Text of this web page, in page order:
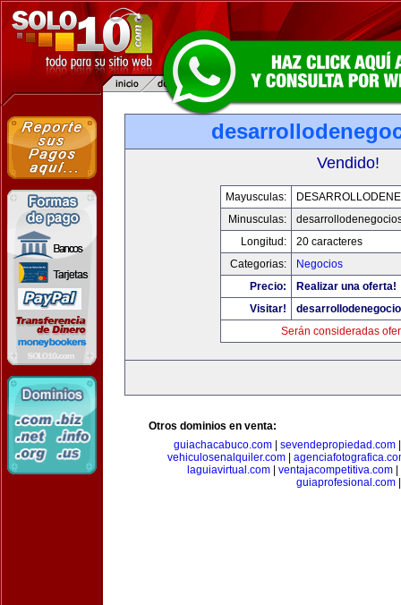
Vendido!
Mayusculas:
Minusculas:
Longitud:
20 caracteres
Categorias:
Negocios
Precio:
Realizar una oferta!
Visitar!
Serán consideradas
Otros dominios en venta:
guiachacabuco.com| sevendepropiedad.com
vehiculosenalquiler.com
laguiavirtual.com
ventajacompetitiva.com
guiaprofesional.com|